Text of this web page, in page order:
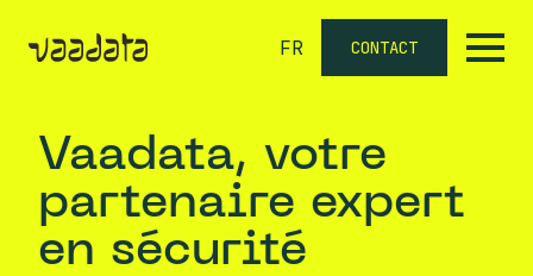
FR CONTACT
Vaadata, votre
partenaire expert
en sécurité